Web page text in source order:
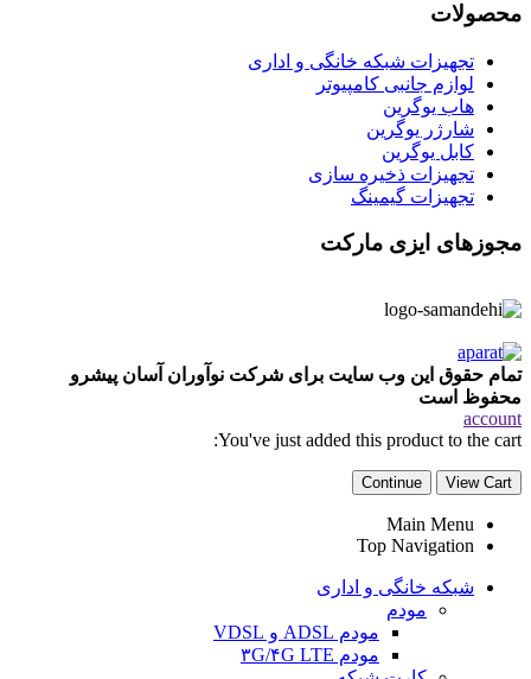
محصولات
تجهیزات شبکه خانگی و اداری
لوازم جانبی کامپیوتر
هاب یوگرین
شارژر یوگرین
کابل یوگرین
تجهیزات ذخیره سازی
تجهیزات گیمینگ
مجوزهای ایزی مارکت
تمام حقوق این وب سایت برای شرکت نوآوران آسان پیشرو
محفوظ است
account
You've just added this product to the cart:
View Cart
Continue
Main Menu
Top Navigation
شبکه خانگی و اداری
مودم
مودم ADSL و VDSL
مودم ۳G/۴G LTE